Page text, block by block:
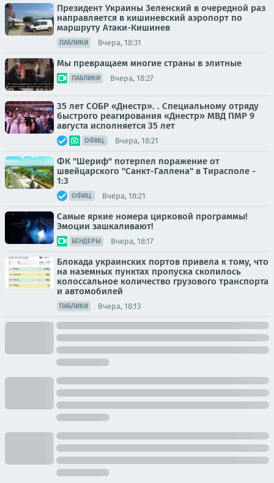
Президент Украины Зеленский в очередной раз
направляется в кишиневский аэропорт по
маршруту Атаки-Кишинев
ПАБЛИКИ Вчера, 18:31
Мы превращаем многие страны в элитные
ПАБЛИКИ Вчера, 18:27
35 лет СОБР «Днестр». . Специальному отряду
быстрого реагирования «Днестр» МВД ПМР 9
августа исполняется 35 лет
ОФИЦ. Вчера, 18:21
ФК "Шериф" потерпел поражение от
швейцарского "Санкт-Галлена" в Тирасполе -
1:3
ОФИЦ. Вчера, 18:21
Самые яркие номера цирковой программы!
Эмоции зашкаливают!
БЕНДЕРЫ Вчера, 18:17
Блокада украинских портов привела к тому, что
на наземных пунктах пропуска скопилось
колоссальное количество грузового транспорта
и автомобилей
ПАБЛИКИ Вчера, 18:13